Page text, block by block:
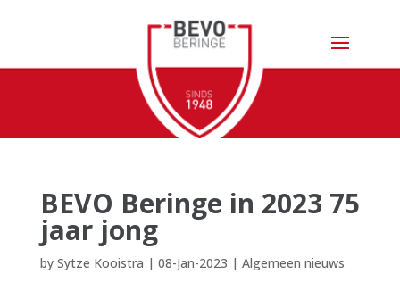
BEVO Beringe in 2023 75
jaar jong
by Sytze Kooistra | 08-Jan-2023 | Algemeen nieuws